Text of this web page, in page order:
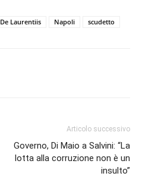
De Laurentiis Napoli scudetto
Articolo successivo
Governo, Di Maio a Salvini: “La
lotta alla corruzione non è un
insulto”